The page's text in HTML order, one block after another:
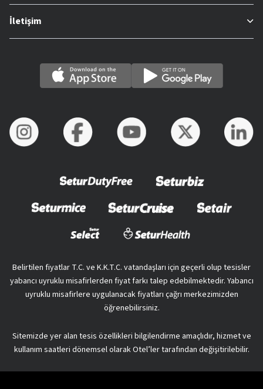
İletişim
Belirtilen fiyatlar T.C. ve K.K.T.C. vatandaşları için geçerli olup tesisler
yabancı uyruklu misafirlerden fiyat farkı talep edebilmektedir. Yabancı
uyruklu misafirlere uygulanacak fiyatları çağrı merkezimizden
öğrenebilirsiniz.
Sitemizde yer alan tesis özellikleri bilgilendirme amaçlıdır, hizmet ve
kullanım saatleri dönemsel olarak Otel’ler tarafından değişitirilebilir.